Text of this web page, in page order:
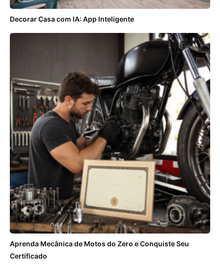
Decorar Casa com IA: App Inteligente
Aprenda Mecânica de Motos do Zero e Conquiste Seu
Certificado